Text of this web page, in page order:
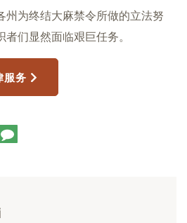
州为终结大麻禁令所做的立法努
们显然面临艰巨任务。
服务
评
论